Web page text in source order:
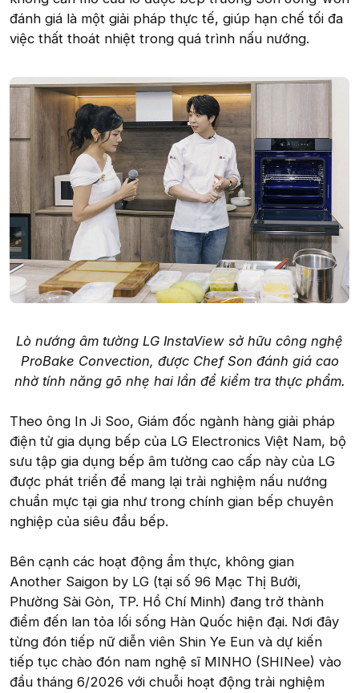
đánh giá là một giải pháp thực tế, giúp hạn chế tối đa
việc thất thoát nhiệt trong quá trình nấu nướng.
Lò nướng âm tường LG InstaView sở hữu công nghệ
ProBake Convection, được Chef Son đánh giá cao
nhờ tính năng gõ nhẹ hai lần để kiểm tra thực phẩm.
Theo ông In Ji Soo, Giám đốc ngành hàng giải pháp
điện tử gia dụng bếp của LG Electronics Việt Nam, bộ
sưu tập gia dụng bếp âm tường cao cấp này của LG
được phát triển để mang lại trải nghiệm nấu nướng
chuẩn mực tại gia như trong chính gian bếp chuyên
nghiệp của siêu đầu bếp.
Bên cạnh các hoạt động ẩm thực, không gian
Another Saigon by LG (tại số 96 Mạc Thị Bưởi,
Phường Sài Gòn, TP. Hồ Chí Minh) đang trở thành
điểm đến lan tỏa lối sống Hàn Quốc hiện đại. Nơi đây
từng đón tiếp nữ diễn viên Shin Ye Eun và dự kiến
tiếp tục chào đón nam nghệ sĩ MINHO (SHINee) vào
đầu tháng 6/2026 với chuỗi hoạt động trải nghiệm